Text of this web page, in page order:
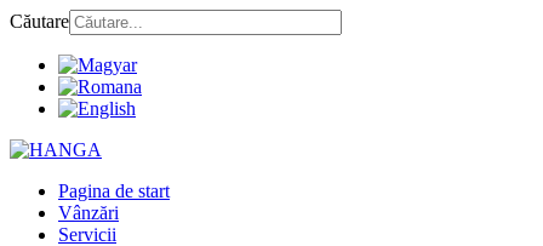
Căutare
Pagina de start
Vânzări
Servicii